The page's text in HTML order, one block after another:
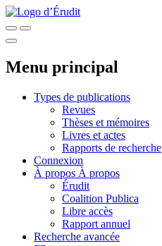
Menu principal
Types de publications
Revues
Thèses et mémoires
Livres et actes
Rapports de recherche
Connexion
À propos À propos
Érudit
Coalition Publica
Libre accès
Rapport annuel
Recherche avancée